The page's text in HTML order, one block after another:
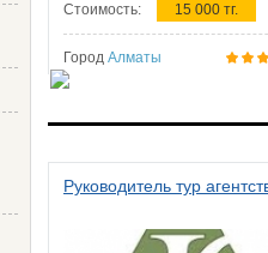
Стоимость: 15 000 тг.
Город Алматы
Руководитель тур